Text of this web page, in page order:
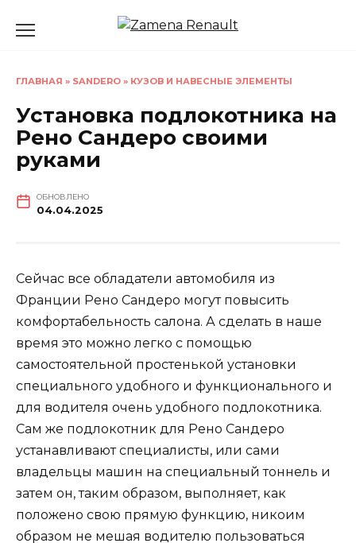
ГЛАВНАЯ » SANDERO » КУЗОВ И НАВЕСНЫЕ ЭЛЕМЕНТЫ
Установка подлокотника на
Рено Сандеро своими
руками
ОБНОВЛЕНО
04.04.2025
Сейчас все обладатели автомобиля из
Франции Рено Сандеро могут повысить
комфортабельность салона. А сделать в наше
время это можно легко с помощью
самостоятельной простенькой установки
специального удобного и функционального и
для водителя очень удобного подлокотника.
Сам же подлокотник для Рено Сандеро
устанавливают специалисты, или сами
владельцы машин на специальный тоннель и
затем он, таким образом, выполняет, как
положено свою прямую функцию, никоим
образом не мешая водителю пользоваться